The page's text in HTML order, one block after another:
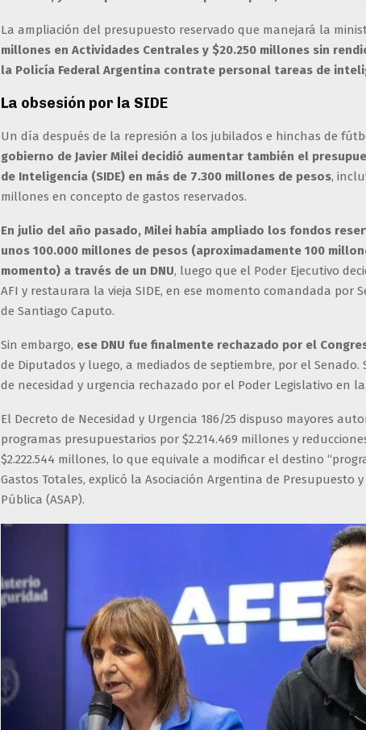
La ampliación del presupuesto reservado que manejará la
millones en Actividades Centrales y $20.250 millones sin
la Policía Federal Argentina contrate personal tareas de
La obsesión por la SIDE
Un día después de la represión a los jubilados e hinchas de
gobierno de Javier Milei decidió aumentar también el
de Inteligencia (SIDE) en más de 7.300 millones de pesos,
millones en concepto de gastos reservados.
En julio del año pasado, Milei había ampliado los fondos
unos 100.000 millones de pesos (aproximadamente 100
momento) a través de un DNU, luego que el Poder Ejecutivo
AFI y restaurara la vieja SIDE, en ese momento comandada por
de Santiago Caputo.
Sin embargo, ese DNU fue finalmente rechazado por el
de Diputados y luego, a mediados de septiembre, por el
de necesidad y urgencia rechazado por el Poder Legislativo en
El Decreto de Necesidad y Urgencia 186/25 dispuso mayores
programas presupuestarios por $2.214.469 millones y
$2.222.544 millones, lo que equivale a modificar el destino
Gastos Totales, explicó la Asociación Argentina de Presupuesto
Pública (ASAP).